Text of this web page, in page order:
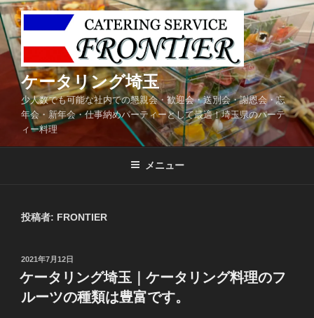
コ
ン
テ
ン
へ
ケータリング埼玉
少人数でも可能な社内での懇親会・歓迎会・送別会・謝恩会・忘
年会・新年会・仕事納めパーティーとして最適！埼玉県のパーテ
ィー料理
メニュー
投稿者: FRONTIER
投
稿
日:
2021年7月12日
ケータリング埼玉｜ケータリング料理のフ
ルーツの種類は豊富です。